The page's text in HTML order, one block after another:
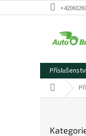
na
Domů
kategorie